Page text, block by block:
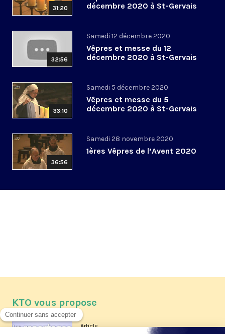
31:20
décembre 2020 à St-Gervais
32:56
Samedi 12 décembre 2020
Vêpres et messe du 12
décembre 2020 à St-Gervais
33:10
Samedi 5 décembre 2020
Vêpres et messe du 5
décembre 2020 à St-Gervais
36:56
Samedi 28 novembre 2020
1ères Vêpres de l’Avent 2020
KTO vous propose
Article